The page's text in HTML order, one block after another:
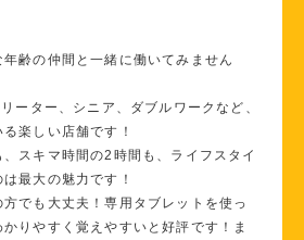
齢の仲間と一緒に働いてみません
ーター、シニア、ダブルワークなど、
楽しい店舗です！
スキマ時間の2時間も、ライフスタイ
最大の魅力です！
でも大丈夫！専用タブレットを使っ
りやすく覚えやすいと好評です！ま